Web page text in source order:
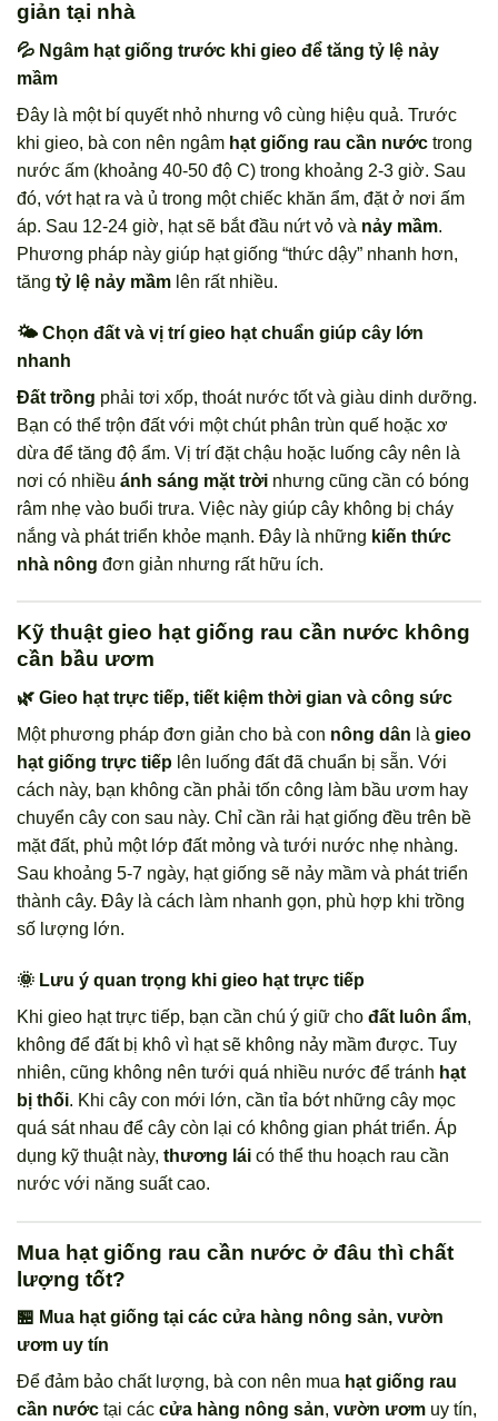
giản tại nhà
💦 Ngâm hạt giống trước khi gieo để tăng tỷ lệ nảy
mầm
Đây là một bí quyết nhỏ nhưng vô cùng hiệu quả. Trước
khi gieo, bà con nên ngâm hạt giống rau cần nước trong
nước ấm (khoảng 40-50 độ C) trong khoảng 2-3 giờ. Sau
đó, vớt hạt ra và ủ trong một chiếc khăn ẩm, đặt ở nơi ấm
áp. Sau 12-24 giờ, hạt sẽ bắt đầu nứt vỏ và nảy mầm.
Phương pháp này giúp hạt giống “thức dậy” nhanh hơn,
tăng tỷ lệ nảy mầm lên rất nhiều.
🌤️ Chọn đất và vị trí gieo hạt chuẩn giúp cây lớn
nhanh
Đất trồng phải tơi xốp, thoát nước tốt và giàu dinh dưỡng.
Bạn có thể trộn đất với một chút phân trùn quế hoặc xơ
dừa để tăng độ ẩm. Vị trí đặt chậu hoặc luống cây nên là
nơi có nhiều ánh sáng mặt trời nhưng cũng cần có bóng
râm nhẹ vào buổi trưa. Việc này giúp cây không bị cháy
nắng và phát triển khỏe mạnh. Đây là những kiến thức
nhà nông đơn giản nhưng rất hữu ích.
Kỹ thuật gieo hạt giống rau cần nước không
cần bầu ươm
🌿 Gieo hạt trực tiếp, tiết kiệm thời gian và công sức
Một phương pháp đơn giản cho bà con nông dân là gieo
hạt giống trực tiếp lên luống đất đã chuẩn bị sẵn. Với
cách này, bạn không cần phải tốn công làm bầu ươm hay
chuyển cây con sau này. Chỉ cần rải hạt giống đều trên bề
mặt đất, phủ một lớp đất mỏng và tưới nước nhẹ nhàng.
Sau khoảng 5-7 ngày, hạt giống sẽ nảy mầm và phát triển
thành cây. Đây là cách làm nhanh gọn, phù hợp khi trồng
số lượng lớn.
🌞 Lưu ý quan trọng khi gieo hạt trực tiếp
Khi gieo hạt trực tiếp, bạn cần chú ý giữ cho đất luôn ẩm,
không để đất bị khô vì hạt sẽ không nảy mầm được. Tuy
nhiên, cũng không nên tưới quá nhiều nước để tránh hạt
bị thối. Khi cây con mới lớn, cần tỉa bớt những cây mọc
quá sát nhau để cây còn lại có không gian phát triển. Áp
dụng kỹ thuật này, thương lái có thể thu hoạch rau cần
nước với năng suất cao.
Mua hạt giống rau cần nước ở đâu thì chất
lượng tốt?
🏪 Mua hạt giống tại các cửa hàng nông sản, vườn
ươm uy tín
Để đảm bảo chất lượng, bà con nên mua hạt giống rau
cần nước tại các cửa hàng nông sản, vườn ươm uy tín,